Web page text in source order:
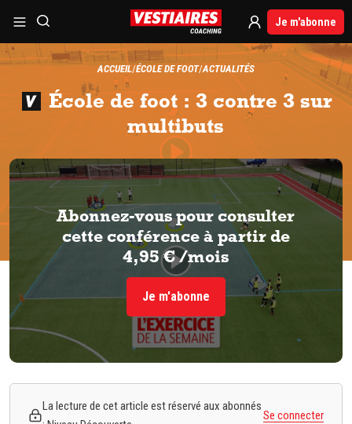
Je m'abonne
ACCUEIL ÉCOLE DE FOOT ACTUALITÉS
École de foot : 3 contre 3 sur
multibuts
Abonnez-vous pour consulter
cette conférence à partir de
4,95 € /mois
Je m'abonne
La lecture de cet article est réservé aux abonnés
Se connecter